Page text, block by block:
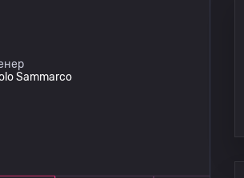
Sammarco
Омония